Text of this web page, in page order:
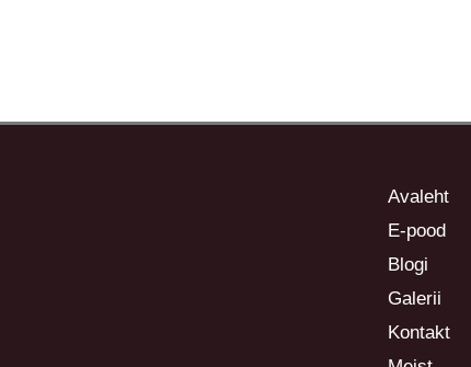
Avaleht
E-pood
Blogi
Galerii
Kontakt